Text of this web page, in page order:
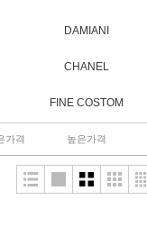
DAMIANI
CHANEL
FINE COSTOM
가격 높은가격